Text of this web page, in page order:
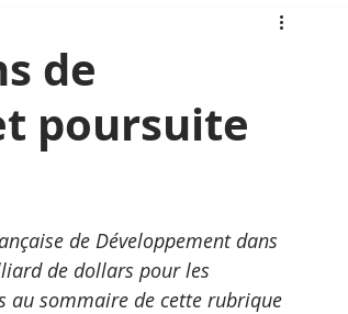
de
poursuite
de Développement dans
de dollars pour les
au sommaire de cette rubrique